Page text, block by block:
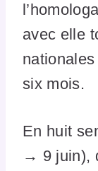
avec elle
six mois.
En huit
→ 9 juin),